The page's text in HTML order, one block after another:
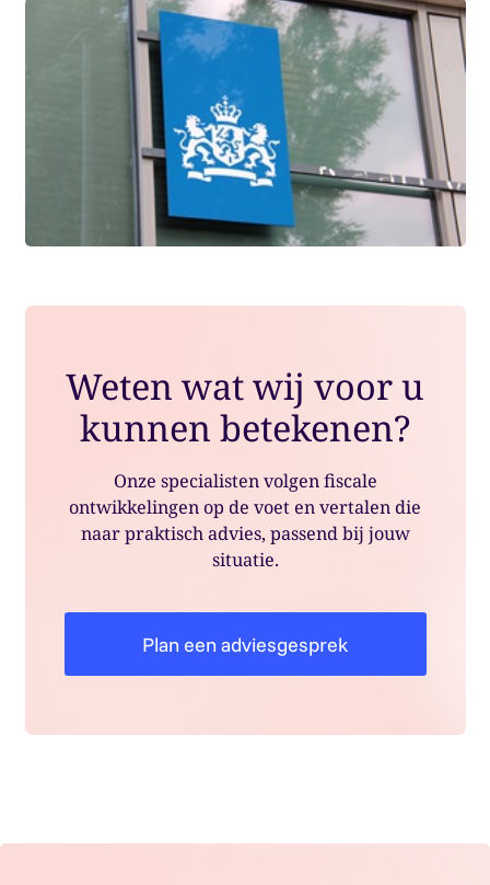
Weten wat wij voor u
kunnen betekenen?
Onze specialisten volgen fiscale
ontwikkelingen op de voet en vertalen die
naar praktisch advies, passend bij jouw
situatie.
Plan een adviesgesprek